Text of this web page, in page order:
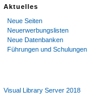
Aktuelles
Neue Seiten
Neuerwerbungslisten
Neue Datenbanken
Führungen und Schulungen
Visual Library Server 2018